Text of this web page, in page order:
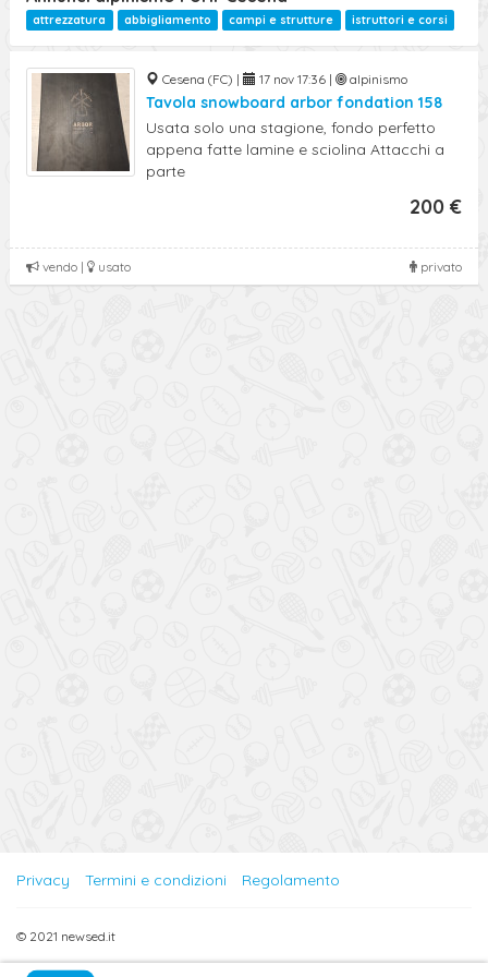
attrezzatura abbigliamento campi e strutture istruttori e corsi
Cesena (FC) | 17 nov 17:36 | alpinismo
Tavola snowboard arbor fondation 158
Usata solo una stagione, fondo perfetto
appena fatte lamine e sciolina Attacchi a
parte
200 €
privato
vendo | usato
Privacy Termini e condizioni Regolamento
© 2021 newsed.it